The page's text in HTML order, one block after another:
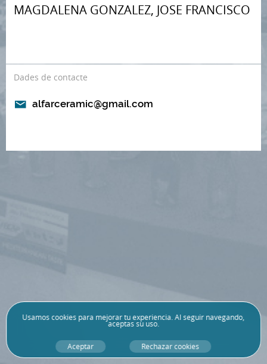
MAGDALENA GONZALEZ, JOSE FRANCISCO
Dades de contacte
alfarceramic@gmail.com
Usamoscookies para mejorar tu experiencia. Al seguir navegando,
aceptas su uso.
Aceptar Rechazar cookies